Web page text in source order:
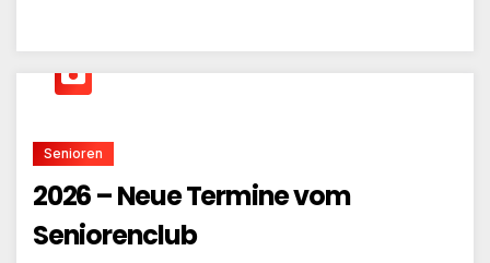
Senioren
2026 – Neue Termine vom
Seniorenclub